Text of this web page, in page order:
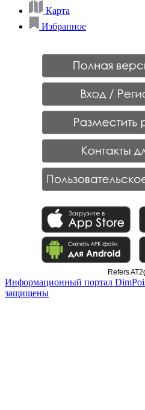
Карта
Избранное
Refers
Информационный портал
защищены